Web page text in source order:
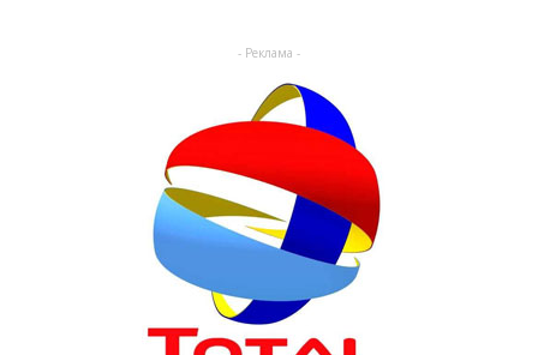
- Реклама -